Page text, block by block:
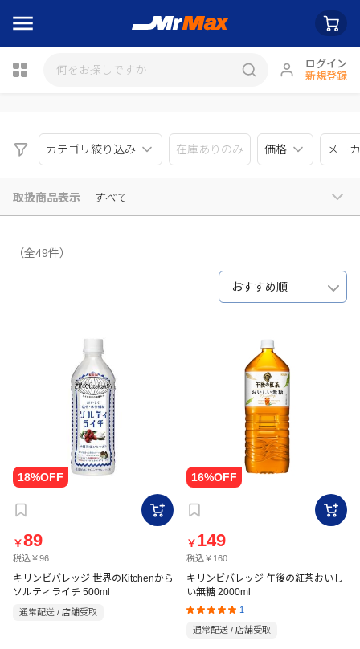
ログイン
新規登録
カテゴリ絞り込み 在庫ありのみ 価格 メー
取扱商品表示 すべて
（全49件）
おすすめ順
￥89
税込￥96
キリンビバレッジ 世界のKitchenから
ソルティライチ 500ml
通常配送 / 店舗受取
￥ 149
税込￥160
キリンビバレッジ 午後の紅茶おいし
い無糖 2000ml
1
通常配送 / 店舗受取